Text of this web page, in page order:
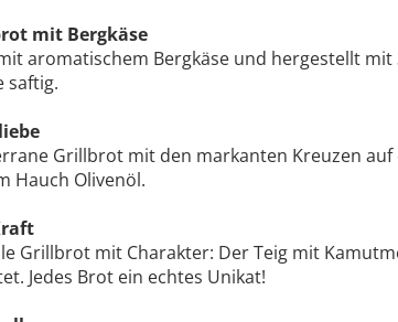
mit Bergkäse
aromatischem Bergkäse und hergestellt
saftig.
Grillbrot mit den markanten Kreuzen
Hauch Olivenöl.
Grillbrot mit Charakter: Der Teig mit
Jedes Brot ein echtes Unikat!